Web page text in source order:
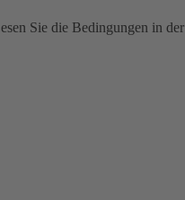
Sie die Bedingungen in der